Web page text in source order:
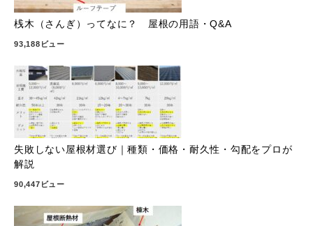
桟木（さんぎ）ってなに？ 屋根の用語・Q&A
93,188ビュー
失敗しない屋根材選び｜種類・価格・耐久性・勾配をプロが
解説
90,447ビュー